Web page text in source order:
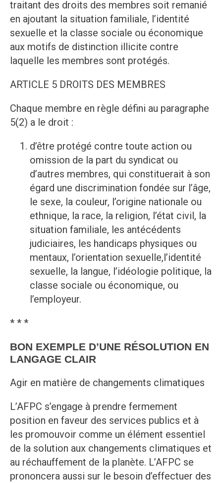
traitant des droits des membres soit remanié
en ajoutant la situation familiale, l’identité
sexuelle et la classe sociale ou économique
aux motifs de distinction illicite contre
laquelle les membres sont protégés.
ARTICLE 5 DROITS DES MEMBRES
Chaque membre en règle défini au paragraphe
5(2) a le droit :
d’être protégé contre toute action ou
omission de la part du syndicat ou
d’autres membres, qui constituerait à son
égard une discrimination fondée sur l’âge,
le sexe, la couleur, l’origine nationale ou
ethnique, la race, la religion, l’état civil, la
situation familiale, les antécédents
judiciaires, les handicaps physiques ou
mentaux, l’orientation sexuelle,l’identité
sexuelle, la langue, l’idéologie politique, la
classe sociale ou économique, ou
l’employeur.
* * *
BON EXEMPLE D’UNE RÉSOLUTION EN
LANGAGE CLAIR
Agir en matière de changements climatiques
L’AFPC s’engage à prendre fermement
position en faveur des services publics et à
les promouvoir comme un élément essentiel
de la solution aux changements climatiques et
au réchauffement de la planète. L’AFPC se
prononcera aussi sur le besoin d’effectuer des